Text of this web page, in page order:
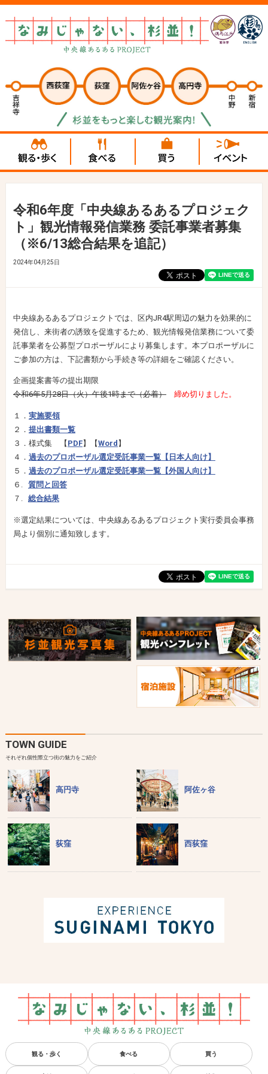
令和6年度「中央線あるあるプロジェク
ト」観光情報発信業務 委託事業者募集
（※6/13総合結果を追記）
2024年04月25日
中央線あるあるプロジェクトでは、区内JR4駅周辺の魅力を効果的に
発信し、来街者の誘致を促進するため、観光情報発信業務について委
託事業者を公募型プロポーザルにより募集します。本プロポーザルに
ご参加の方は、下記書類から手続き等の詳細をご確認ください。
企画提案書等の提出期限
令和6年5月28日（火）午後1時まで（必着）
締め切りました。
１． 実施要領
２． 提出書類一覧
３．様式集 【 PDF】【Word 】
４． 過去のプロポーザル選定受託事業一覧【日本人向け】
５． 過去のプロポーザル選定受託事業一覧【外国人向け】
６. 質問と回答
７. 総合結果
※選定結果については、中央線あるあるプロジェクト実行委員会事務
局より個別に通知致します。
TOWN GUIDE
それぞれ個性際立つ街の魅力をご紹介
高円寺 阿佐ヶ谷
荻窪 西荻窪
観る・歩く 食べる 買う